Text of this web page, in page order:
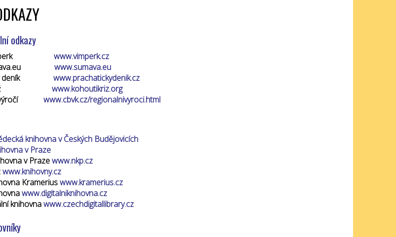
odkazy
www.vimperk.cz
www.sumava.eu
deník www.prachatickydenik.cz
kříž www.kohoutikriz.org
www.cbvk.cz/regionalnivyroci.html
knihovna v Českých Budějovicích
v Praze
v Prazewww.nkp.cz
www.knihovny.cz
Krameriuswww.kramerius.cz
www.digitalniknihovna.cz
knihovnawww.czechdigitallibrary.cz